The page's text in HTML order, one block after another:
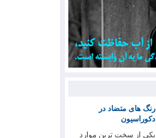
رنگ های متضاد در
دکوراسیون
یکی از سخت ترین موارد